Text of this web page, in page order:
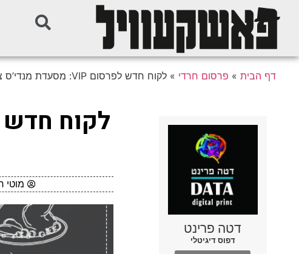
דף הבית » פרסום חרדי »לקוח חדש לפרסום VIP: מסעדת מנדי’ס צפת
דטה פרינט
דפוס דיגיטלי
מוטי